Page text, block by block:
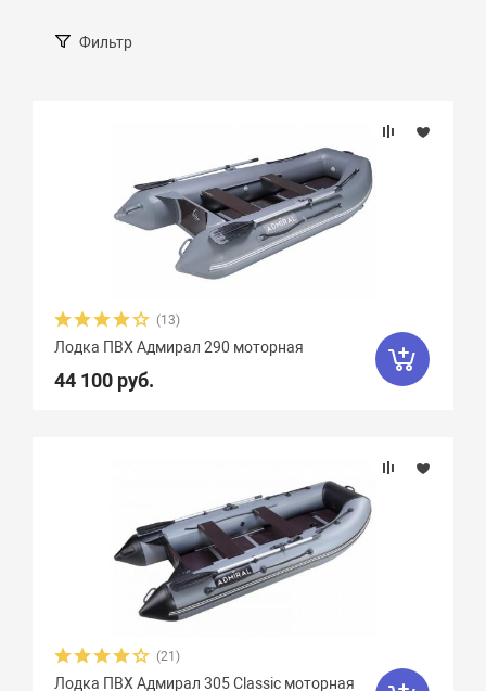
Фильтр
Длина кокпита, см
Плотность ткани, г/м2
Грузоподъемность
Пассажировместимость
(13)
Лодка ПВХ Адмирал 290 моторная
44 100 руб.
(21)
Лодка ПВХ Адмирал 305 Classic моторная